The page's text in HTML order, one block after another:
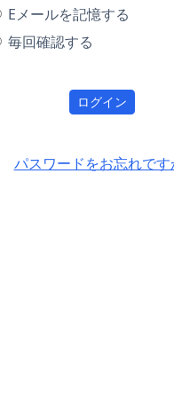
Eメールを記憶する
毎回確認する
ログイン
パスワードをお忘れです